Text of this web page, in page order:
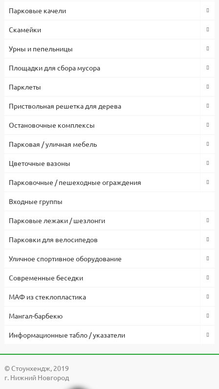
Парковые качели
Скамейки
Урны и пепельницы
Площадки для сбора мусора
Парклеты
Приствольная решетка для дерева
Остановочные комплексы
Парковая / уличная мебель
Цветочные вазоны
Парковочные / пешеходные ограждения
Входные группы
Парковые лежаки / шезлонги
Парковки для велосипедов
Уличное спортивное оборудование
Современные беседки
МАФ из стеклопластика
Мангал-барбекю
Информационные табло / указатели
© Cтоунхендж, 2019
г. Нижний Новгород